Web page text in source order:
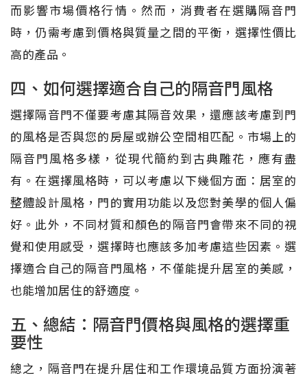
而影響市場價格行情。然而，消費者在選購隔音門
時，仍需考慮到價格與質量之間的平衡，選擇性價比
高的產品。
四、如何選擇適合自己的隔音門風格
選擇隔音門不僅要考慮其隔音效果，還應該考慮到門
的風格是否與您的房屋或辦公空間相匹配。市場上的
隔音門風格多樣，從現代簡約到古典雕花，應有盡
有。在選擇風格時，可以考慮以下幾個方面：居室的
整體設計風格，門的實用功能以及您對美學的個人偏
好。此外，不同材質和顏色的隔音門會帶來不同的視
覺和使用感受，選擇時也應該多加考慮這些因素。選
擇適合自己的隔音門風格，不僅能提升居室的美感，
也能增加居住的舒適度。
五、總結：隔音門價格與風格的選擇重
要性
總之，隔音門在提升居住和工作環境品質方面扮演著